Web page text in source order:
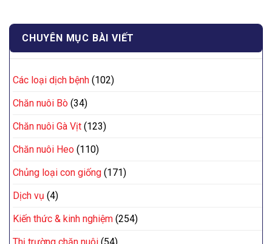
CHUYÊN MỤC BÀI VIẾT
Các loại dịch bệnh (102)
Chăn nuôi Bò (34)
Chăn nuôi Gà Vịt (123)
Chăn nuôi Heo (110)
Chủng loại con giống (171)
Dịch vụ (4)
Kiến thức & kinh nghiệm (254)